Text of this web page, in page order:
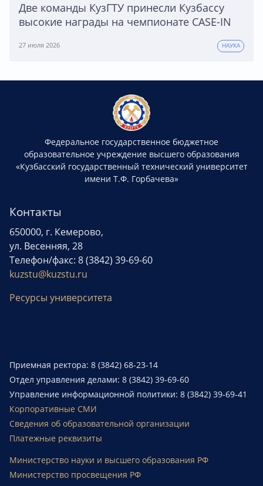
Две команды КузГТУ принесли Кузбассу
высокие награды на чемпионате CASE-IN
27 июля 2026 НАУКА
Федеральное государственное бюджетное
образовательное учреждение высшего образования
«Кузбасский государственный технический университет
имени Т.Ф. Горбачева»
Контакты
650000, г. Кемерово,
ул. Весенняя, 28
Телефон/факс: 8 (3842) 39-69-60
kuzstu@kuzstu.ru
Ресурсы университета
Приемная ректора: 8 (3842) 68-23-14
Отдел управления делами: 8 (3842) 39-69-60
Управление информационной политики: 8 (3842) 39-69-41
Корпоративные СМИ
Сведения об образовательной организации
Платежные реквизиты
Министерство науки и высшего образования РФ
Министерство просвещения РФ